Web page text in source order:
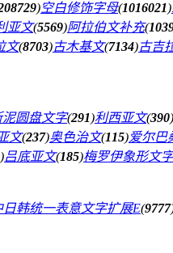
)空白修饰字母(1016021)
亚文(5569)阿拉伯文补充(
文(8703)古木基文(7134)古吉
泥圆盘文字(291)利西亚文(390)
文(237)奥色治文(115)爱尔巴
)吕底亚文(185)梅罗伊象形文字
日韩统一表意文字扩展E(9777